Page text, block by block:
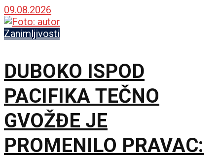
krsta
09.08.2026
Zanimljivosti
DUBOKO ISPOD
PACIFIKA TEČNO
GVOŽĐE JE
PROMENILO PRAVAC: